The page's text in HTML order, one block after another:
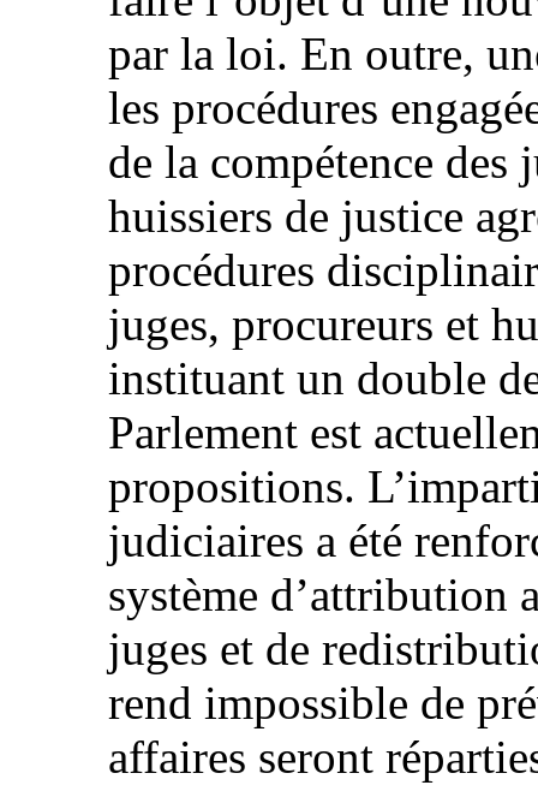
par la loi. En outre,
les procédures
de la compétence des
huissiers de justice
procédures
juges, procureurs et
instituant un double
Parlement est
propositions.
judiciaires a été
système d’attribution
juges et de
rend impossible de
affaires seront